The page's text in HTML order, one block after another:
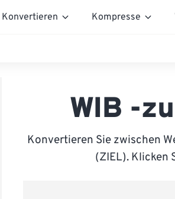
Konvertieren Kompresse
WIB -
Konvertieren Sie zwischen
(ZIEL). Klicken